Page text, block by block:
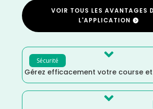
VOIR TOUS LES AVANTAGES
L'APPLICATION
Sécurité 
Gérez efficacement votre course
